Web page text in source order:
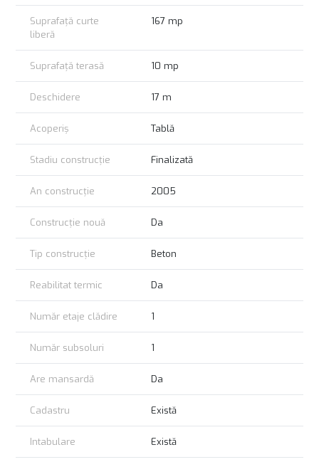
Suprafață curte
liberă
167 mp
Suprafață terasă 10 mp
Deschidere 17 m
Acoperiș Tablă
Stadiu construcție Finalizată
An construcție 2005
Construcție nouă Da
Tip construcție Beton
Reabilitat termic Da
Număr etaje clădire 1
Număr subsoluri 1
Are mansardă Da
Cadastru Există
Intabulare Există